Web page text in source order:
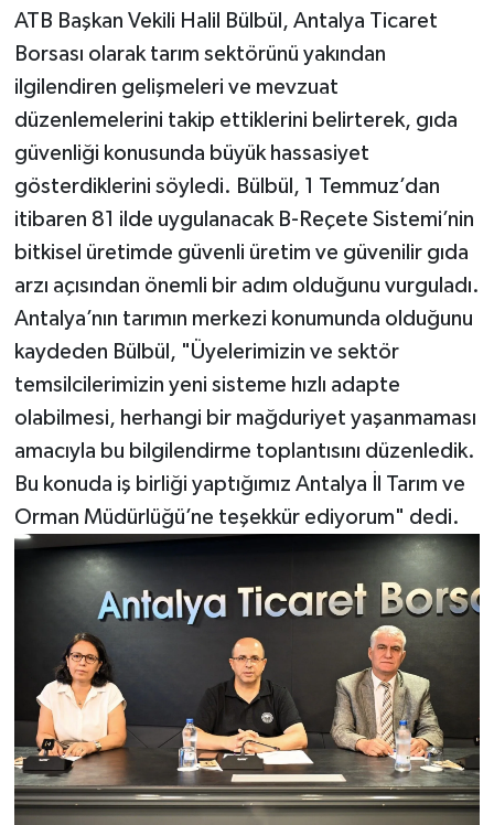
ATB Başkan Vekili Halil Bülbül, Antalya Ticaret
Borsası olarak tarım sektörünü yakından
ilgilendiren gelişmeleri ve mevzuat
düzenlemelerini takip ettiklerini belirterek, gıda
güvenliği konusunda büyük hassasiyet
gösterdiklerini söyledi. Bülbül, 1 Temmuz’dan
itibaren 81 ilde uygulanacak B-Reçete Sistemi’nin
bitkisel üretimde güvenli üretim ve güvenilir gıda
arzı açısından önemli bir adım olduğunu vurguladı.
Antalya’nın tarımın merkezi konumunda olduğunu
kaydeden Bülbül, "Üyelerimizin ve sektör
temsilcilerimizin yeni sisteme hızlı adapte
olabilmesi, herhangi bir mağduriyet yaşanmaması
amacıyla bu bilgilendirme toplantısını düzenledik.
Bu konuda iş birliği yaptığımız Antalya İl Tarım ve
Orman Müdürlüğü’ne teşekkür ediyorum" dedi.